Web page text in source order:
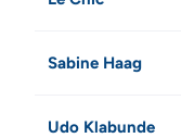
Sabine Haag
Udo Klabunde